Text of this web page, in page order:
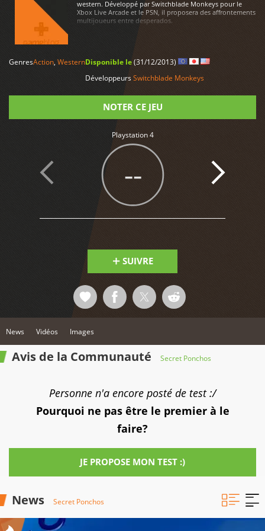
western. Développé par Switchblade Monkeys pour le
Xbox Live Arcade et le PSN, il proposera des affrontements
multijoueurs entre desperados.
GenresAction, WesternDisponible le(31/12/2013)
DéveloppeursSwitchblade Monkeys
NOTER CE JEU
Playstation 4
--
SUIVRE
News Vidéos Images
Avis de la Communauté Secret Ponchos
Personne n'a encore posté de test :/
Pourquoi ne pas être le premier à le
faire?
JE PROPOSE MON TEST :)
News Secret Ponchos